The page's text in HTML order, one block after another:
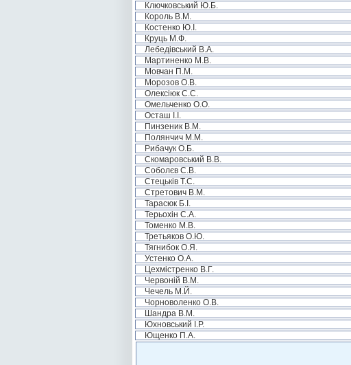
Ключковський Ю.Б.
Король В.М.
Костенко Ю.І.
Круць М.Ф.
Лебедівський В.А.
Мартиненко М.В.
Мовчан П.М.
Морозов О.В.
Олексіюк С.С.
Омельченко О.О.
Осташ І.І.
Пинзеник В.М.
Полянчич М.М.
Рибачук О.Б.
Скомаровський В.В.
Соболєв С.В.
Стецьків Т.С.
Стретович В.М.
Тарасюк Б.І.
Терьохін С.А.
Томенко М.В.
Третьяков О.Ю.
Тягнибок О.Я.
Устенко О.А.
Цехмістренко В.Г.
Червоній В.М.
Чечель М.Й.
Чорноволенко О.В.
Шандра В.М.
Юхновський І.Р.
Ющенко П.А.